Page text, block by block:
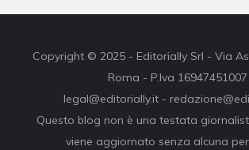
Copyright © 2025 - Editorially Srl - Via
Roma - P.Iva 16947451007
legal@editorially.it -
Questo blog non è una testata
viene aggiornato senza alcuna